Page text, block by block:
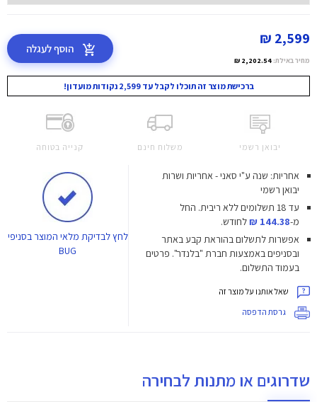
2,599 ₪
מחיר באילת: 2,202.54 ₪
הוסף לעגלה
ברכישת מוצר זה תוכלו לקבל עד 2,599 נקודות מועדון!
יבואן רשמי משלוח חינם קנייה בטוחה
אחריות: שנה ע"י סאני - אחריות ושרות
יבואן רשמי
עד 18 תשלומים ללא ריבית.
החל
מ-144.38 ₪
לחודש.
אפשרות לתשלום בהוראת קבע באתר
ובסניפים באמצעות חברת "בלנדר". פרטים
בעמוד התשלום.
שאל אותנו על מוצר זה
גרסת הדפסה
לחץלבדיקת מלאי המוצר בסניפי
BUG
שדרוגים או מתנות לבחירה